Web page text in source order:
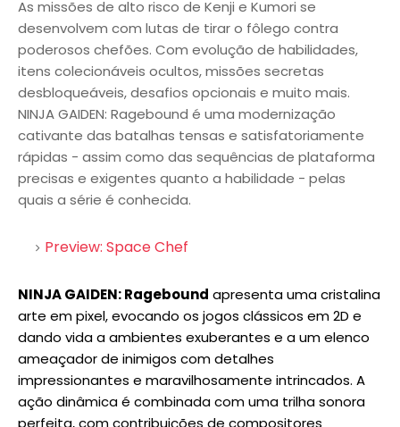
As missões de alto risco de Kenji e Kumori se
desenvolvem com lutas de tirar o fôlego contra
poderosos chefões. Com evolução de habilidades,
itens colecionáveis ocultos, missões secretas
desbloqueáveis, desafios opcionais e muito mais.
NINJA GAIDEN: Ragebound é uma modernização
cativante das batalhas tensas e satisfatoriamente
rápidas - assim como das sequências de plataforma
precisas e exigentes quanto a habilidade - pelas
quais a série é conhecida.
Preview: Space Chef
NINJA GAIDEN: Ragebound apresenta uma cristalina
arte em pixel, evocando os jogos clássicos em 2D e
dando vida a ambientes exuberantes e a um elenco
ameaçador de inimigos com detalhes
impressionantes e maravilhosamente intrincados. A
ação dinâmica é combinada com uma trilha sonora
perfeita, com contribuições de compositores